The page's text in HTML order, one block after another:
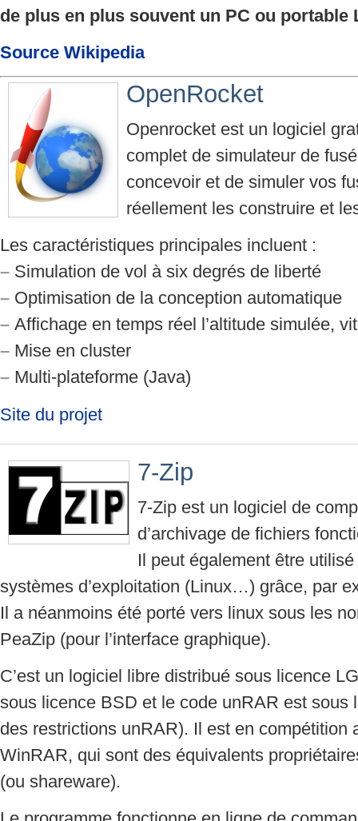
de plus en plus souvent un PC ou portable
Source Wikipedia
OpenRocket
Openrocket est un logiciel
complet de simulateur de
concevoir et de simuler vos
réellement les construire et
Les caractéristiques principales incluent :
– Simulation de vol à six degrés de liberté
– Optimisation de la conception automatique
– Affichage en temps réel l’altitude simulée,
– Mise en cluster
– Multi-plateforme (Java)
Site du projet
7-Zip
7-Zip est un logiciel de
d’archivage de fichiers
Il peut également être utilisé
systèmes d’exploitation (Linux…) grâce, par
Il a néanmoins été porté vers linux sous les
PeaZip (pour l’interface graphique).
C’est un logiciel libre distribué sous licence
sous licence BSD et le code unRAR est sous
des restrictions unRAR). Il est en compétition
WinRAR, qui sont des équivalents
(ou shareware).